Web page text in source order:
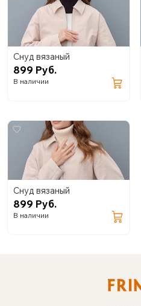
Снуд вязаный
899 Руб.
В наличии
Снуд вязаный
899 Руб.
В наличии